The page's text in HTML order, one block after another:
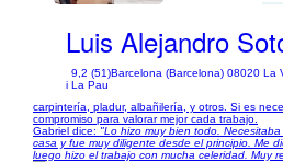
Luis Alejandro
9,2 (51)Barcelona (Barcelona) 08020 La
i La Pau
carpintería, pladur, albañilería, y otros. Si es
compromiso para valorar mejor cada trabajo.
Gabriel dice: "Lo hizo muy bien todo.
casa y fue muy diligente desde el principio. Me
luego hizo el trabajo con mucha celeridad. Muy